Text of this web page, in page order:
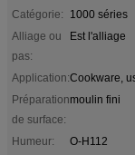
Catégorie:
1000 séries
Alliage ou
pas:
Est l'alliage
Application:Cookware,
Préparation
de surface:
moulin fini
Humeur:
O-H112